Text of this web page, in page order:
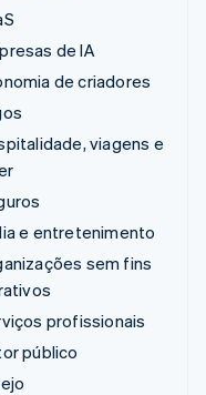
de IA
de criadores
viagens e
e entretenimento
sem fins
profissionais
público